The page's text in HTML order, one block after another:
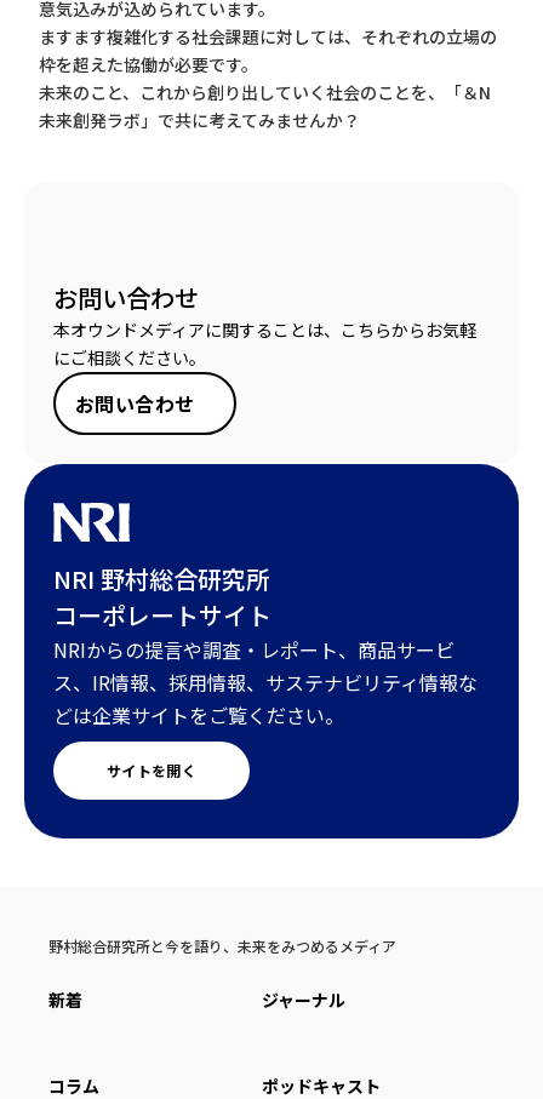
意気込みが込められています。
ますます複雑化する社会課題に対しては、それぞれの立場の
枠を超えた協働が必要です。
未来のこと、これから創り出していく社会のことを、「＆N
未来創発ラボ」で共に考えてみませんか？
お問い合わせ
本オウンドメディアに関することは、こちらからお気軽
にご相談ください。
お問い合わせ
NRI 野村総合研究所
コーポレートサイト
NRIからの提言や調査・レポート、商品サービ
ス、IR情報、採用情報、サステナビリティ情報な
どは企業サイトをご覧ください。
サイトを開く
野村総合研究所と今を語り、未来をみつめるメディア
新着 ジャーナル
コラム ポッドキャスト